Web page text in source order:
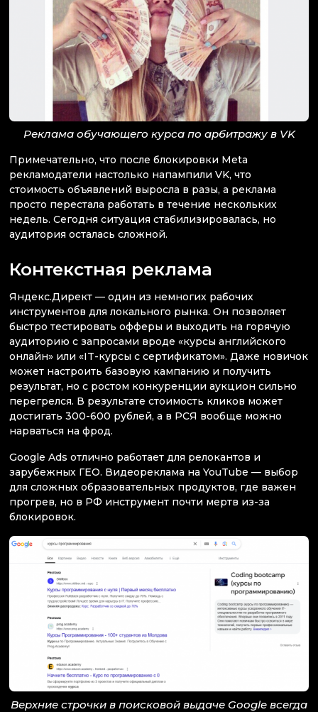
Реклама обучающего курса по арбитражу в VK
Примечательно, что после блокировки Meta
рекламодатели настолько напампили VK, что
стоимость объявлений выросла в разы, а реклама
просто перестала работать в течение нескольких
недель. Сегодня ситуация стабилизировалась, но
аудитория осталась сложной.
Контекстная реклама
Яндекс.Директ — один из немногих рабочих
инструментов для локального рынка. Он позволяет
быстро тестировать офферы и выходить на горячую
аудиторию с запросами вроде «курсы английского
онлайн» или «IT-курсы с сертификатом». Даже новичок
может настроить базовую кампанию и получить
результат, но с ростом конкуренции аукцион сильно
перегрелся. В результате стоимость кликов может
достигать 300-600 рублей, а в РСЯ вообще можно
нарваться на фрод.
Google Ads отлично работает для релокантов и
зарубежных ГЕО. Видеореклама на YouTube — выбор
для сложных образовательных продуктов, где важен
прогрев, но в РФ инструмент почти мертв из-за
блокировок.
Верхние строчки в поисковой выдаче Google всегда